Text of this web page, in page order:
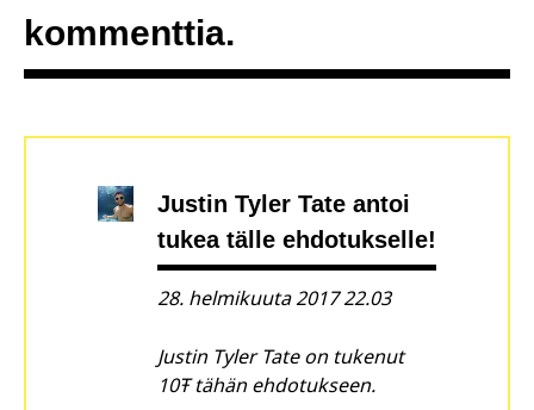
kommenttia.
Justin Tyler Tate antoi
tukea tälle ehdotukselle!
28. helmikuuta 2017 22.03
Justin Tyler Tate on tukenut
10Ŧ tähän ehdotukseen.